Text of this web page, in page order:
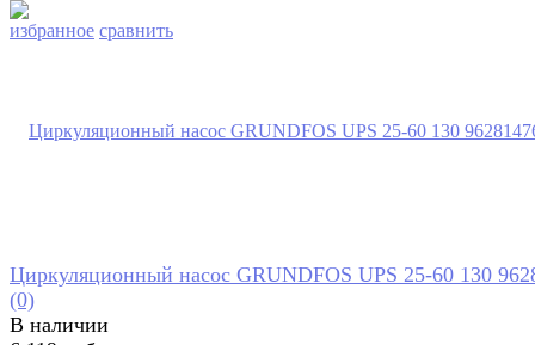
избранное сравнить
Циркуляционный насос GRUNDFOS UPS 25-60 130
(0)
В наличии